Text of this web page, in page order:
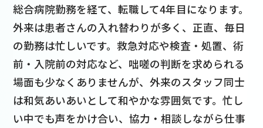
総合病院勤務を経て、転職して4年目になります。
外来は患者さんの入れ替わりが多く、正直、毎日
の勤務は忙しいです。救急対応や検査・処置、術
前・入院前の対応など、咄嗟の判断を求められる
場面も少なくありませんが、外来のスタッフ同士
は和気あいあいとして和やかな雰囲気です。忙し
い中でも声をかけ合い、協力・相談しながら仕事